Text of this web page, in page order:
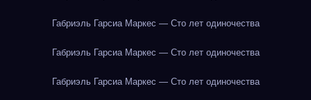
Габриэль Гарсиа Маркес — Сто лет одиночества
Габриэль Гарсиа Маркес — Сто лет одиночества
Габриэль Гарсиа Маркес — Сто лет одиночества